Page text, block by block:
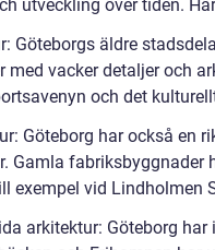
utveckling över tiden.
Göteborgs äldre
med vacker detaljer och
och det
Göteborg har också en
Gamla
exempel vid Lindholmen
arkitektur: Göteborg